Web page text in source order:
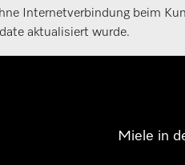
Internetverbindung beim
aktualisiert wurde.
Miele in